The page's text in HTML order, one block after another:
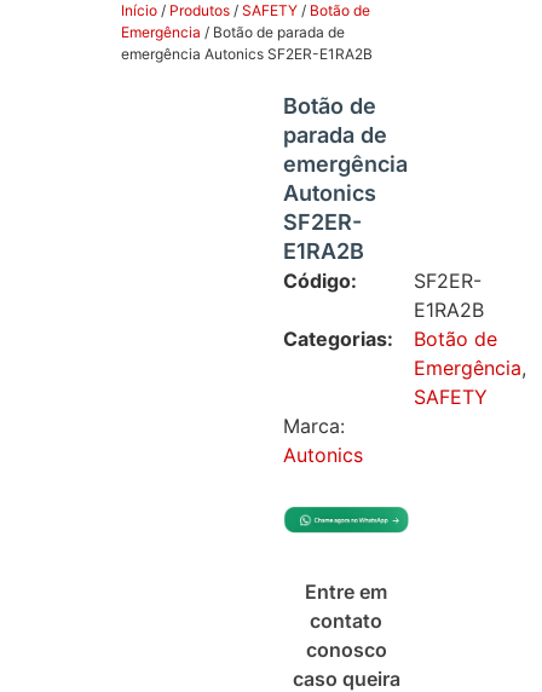
Início / Produtos / SAFETY / Botão de
Emergência / Botão de parada de
emergência Autonics SF2ER-E1RA2B
Botão de
parada de
emergência
Autonics
SF2ER-
E1RA2B
Código:
SF2ER-
E1RA2B
Categorias:
Botão de
Emergência,
SAFETY
Marca:
Autonics
Entre em
contato
conosco
caso queira